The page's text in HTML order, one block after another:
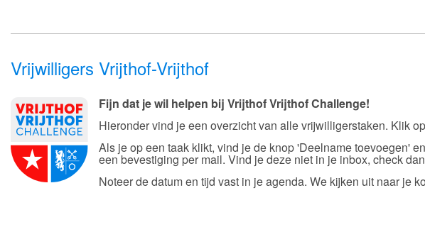
Vrijwilligers Vrijthof-Vrijthof
Fijn dat je wil helpen bij Vrijthof Vrijthof Challenge!
Hieronder vind je een overzicht van alle vrijwilligerstaken. Klik
Als je op een taak klikt, vind je de knop 'Deelname toevoegen'
een bevestiging per mail. Vind je deze niet in je inbox, check
Noteer de datum en tijd vast in je agenda. We kijken uit naar je